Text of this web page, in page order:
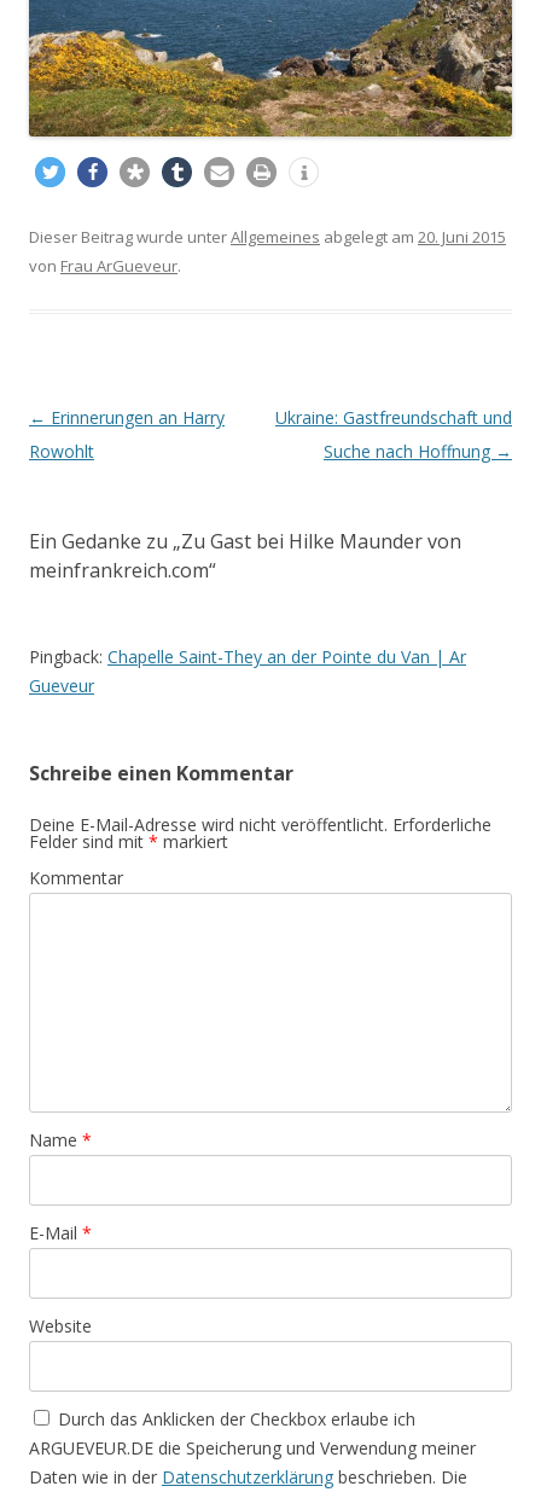
Dieser Beitrag wurde unterAllgemeines abgelegt am 20. Juni 2015
von Frau ArGueveur.
Beitrags-
Navigation
← Erinnerungen an Harry
Rowohlt
Ukraine: Gastfreundschaft und
Suche nach Hoffnung →
Ein Gedanke zu „Zu Gast bei Hilke Maunder von
meinfrankreich.com“
Pingback: Chapelle Saint-They an der Pointe du Van | Ar
Gueveur
Schreibe einen Kommentar
Deine E-Mail-Adresse wird nicht veröffentlicht. Erforderliche
Felder sind mit * markiert
Kommentar
Name *
E-Mail *
Website
Durch das Anklicken der Checkbox erlaube ich
ARGUEVEUR.DE die Speicherung und Verwendung meiner
Daten wie in der Datenschutzerklärung beschrieben. Die